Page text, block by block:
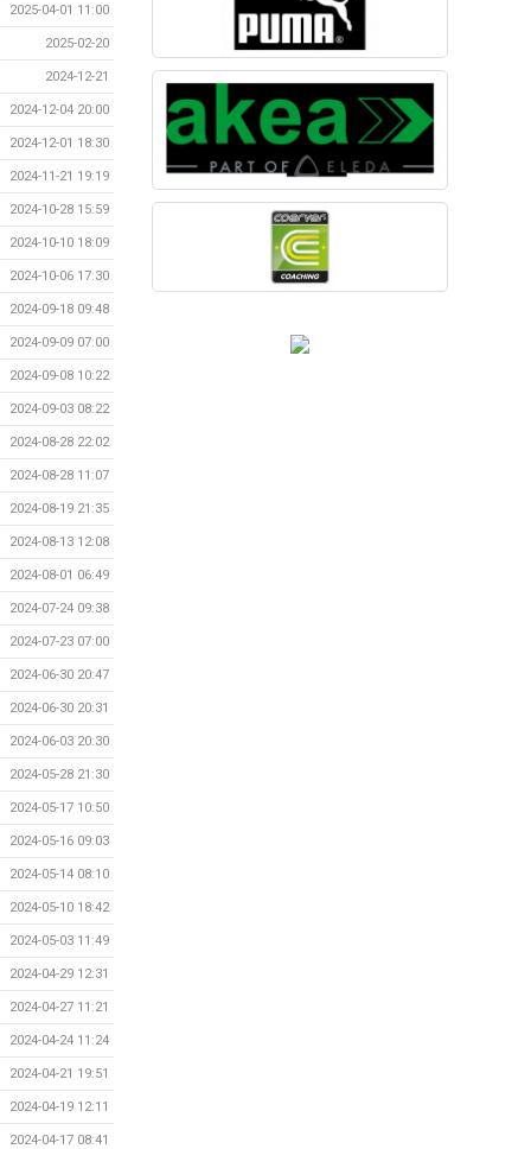
2025-04-01 11:00
2025-02-20
2024-12-21
2024-12-04 20:00
2024-12-01 18:30
2024-11-21 19:19
2024-10-28 15:59
2024-10-10 18:09
2024-10-06 17:30
2024-09-18 09:48
2024-09-09 07:00
2024-09-08 10:22
2024-09-03 08:22
2024-08-28 22:02
2024-08-28 11:07
2024-08-19 21:35
2024-08-13 12:08
2024-08-01 06:49
2024-07-24 09:38
2024-07-23 07:00
2024-06-30 20:47
2024-06-30 20:31
2024-06-03 20:30
2024-05-28 21:30
2024-05-17 10:50
2024-05-16 09:03
2024-05-14 08:10
2024-05-10 18:42
2024-05-03 11:49
2024-04-29 12:31
2024-04-27 11:21
2024-04-24 11:24
2024-04-21 19:51
2024-04-19 12:11
2024-04-17 08:41